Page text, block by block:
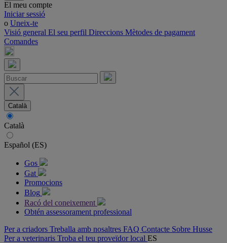
El meu compte
Iniciar sessió
o Uneix-te
Visió general El seu perfil Direccions Mètodes de pagament
Comandes
Català
Català
Español (ES)
Gos
Gat
Promocions
Blog
Racó del coneixement
Obtén assessorament professional
Per a criadors Treballa amb nosaltres FAQ Contacte Sobre Husse
Per a veterinaris Troba el teu proveïdor local ES